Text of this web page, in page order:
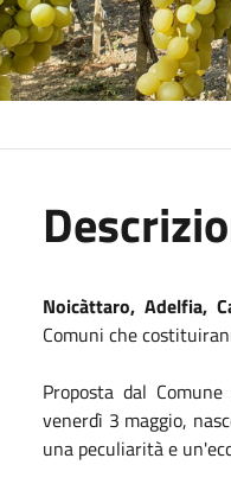
Noicàttaro, Adelfia,
Comuni che
Proposta dal
venerdì 3 maggio,
una peculiarità e